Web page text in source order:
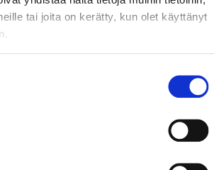
tai joita on kerätty, kun olet käyttänyt